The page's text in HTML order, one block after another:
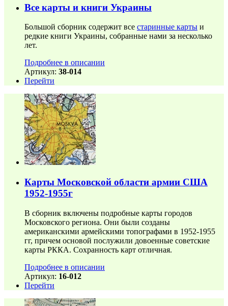
Все карты и книги Украины
Большой сборник содержит все старинные карты и
редкие книги Украины, собранные нами за несколько
лет.
Подробнее в описании
Артикул: 38-014
Перейти
Карты Московской области армии США
1952-1955г
В сборник включены подробные карты городов
Московского региона. Они были созданы
американскими армейскими топографами в 1952-1955
гг, причем основой послужили довоенные советские
карты РККА. Сохранность карт отличная.
Подробнее в описании
Артикул: 16-012
Перейти